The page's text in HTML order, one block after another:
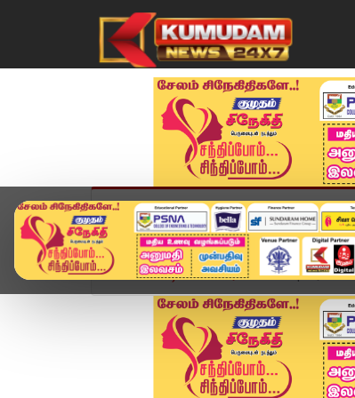
முகப்பு விளையாட்டு அண்மை
Home வீடியோ ஸ்டோரி Lockup மரணம்